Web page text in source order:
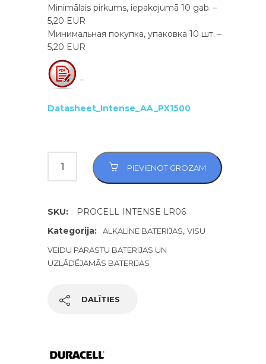
Minimālais pirkums, iepakojumā 10 gab. –
5,20 EUR
Минимальная покупка, упаковка 10 шт. –
5,20 EUR
–
Datasheet_Intense_AA_PX1500
PIEVIENOT GROZAM
SKU:
PROCELL INTENSE LR06
Kategorija:
ALKALINE BATERIJAS, VISU
VEIDU PARASTU BATERIJAS UN
UZLĀDĒJAMĀS BATERIJAS
DALĪTIES